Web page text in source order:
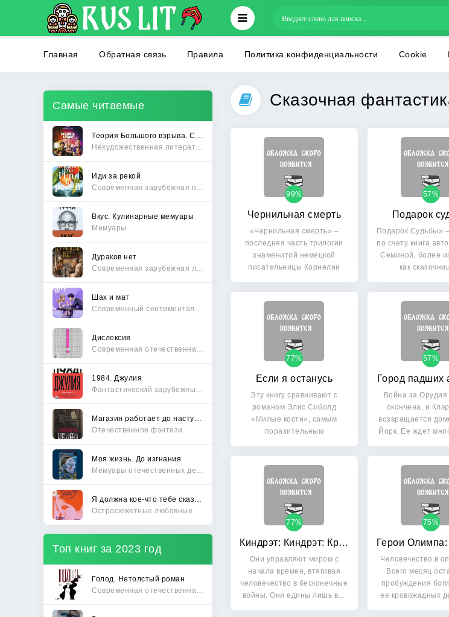
Главная Обратная связь Правила Политика конфиденциальности Cookie
Самые читаемые
Иди за рекой
Вкус. Кулинарные мемуары
Мемуары
Дураков нет
Шах и мат
Дислексия
1984. Джулия
Отечественное фэнтези
Моя жизнь. До изгнания
Топ книг за 2023 год
Голод. Нетолстый роман
Сказочная
Чернильная смерть
99%
«Чернильная смерть» –
последняя часть трилогии
знаменитой немецкой
писательницы Корнелии
Подарок
57%
Подарок Судьбы»
по счету книга
Семиной, более
как
Если я останусь
77%
Эту книгу сравнивают с
романом Элис Сиболд
«Милые кости», самым
поразительным
Город падших
57%
Война за
окончена, и
возвращается
Йорк. Ее ждет
Киндрэт: Киндрэт: Кровные братья. Колдун из клана Смерти. Основатель. Новые боги
77%
Они управляют миром с
начала времен, втягивая
человечество в бесконечные
войны. Они едины лишь в…
75%
Человечество в
Всего месяц
пробуждения
ее кровожадных